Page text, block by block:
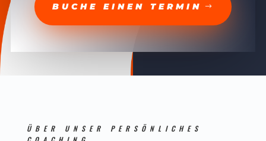
BUCHE EINEN TERMIN
ÜBER UNSER PERSÖNLICHES